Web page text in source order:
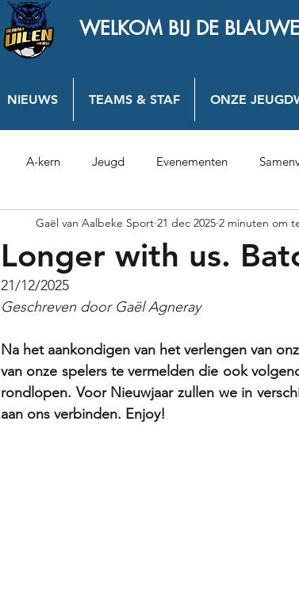
WELKOM BIJ DE
NIEUWS TEAMS & STAF ONZE
A-kern Jeugd Evenementen
Longer with us.
Gaël van Aalbeke Sport 21 dec 2025 2 minuten om
21/12/2025
Geschreven door Gaël Agneray
Na het aankondigen van het verlengen van
van onze spelers te vermelden die ook
rondlopen. Voor Nieuwjaar zullen we in
aan ons verbinden. Enjoy!